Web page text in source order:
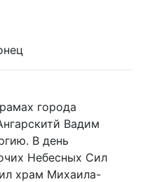
города
Вадим
В день
Небесных Сил
храм Михаила-